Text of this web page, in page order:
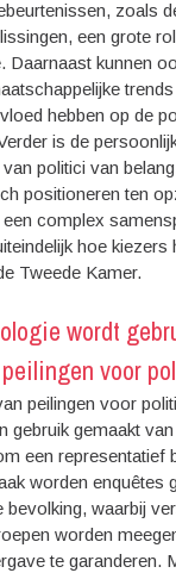
zoals
een grote
Daarnaast kunnen
hebben op de
is de
politici van
positioneren ten
een complex
hoe kiezers
Tweede Kamer.
wordt
voor
peilingen voor
gebruik gemaakt
een representatief
worden enquêtes
bevolking, waarbij
worden
te garanderen.